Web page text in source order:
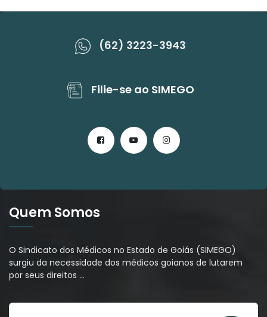
(62) 3223-3943
Filie-se ao SIMEGO
Quem Somos
O Sindicato dos Médicos no Estado de Goiás (SIMEGO)
surgiu da necessidade dos médicos goianos de lutarem
por seus direitos …